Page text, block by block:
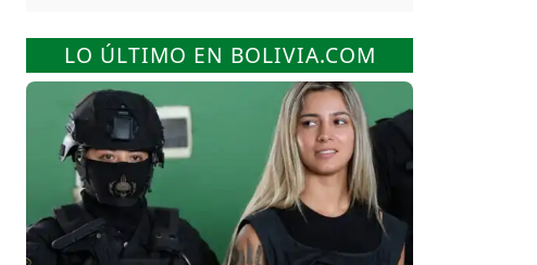
LO ÚLTIMO EN BOLIVIA.COM